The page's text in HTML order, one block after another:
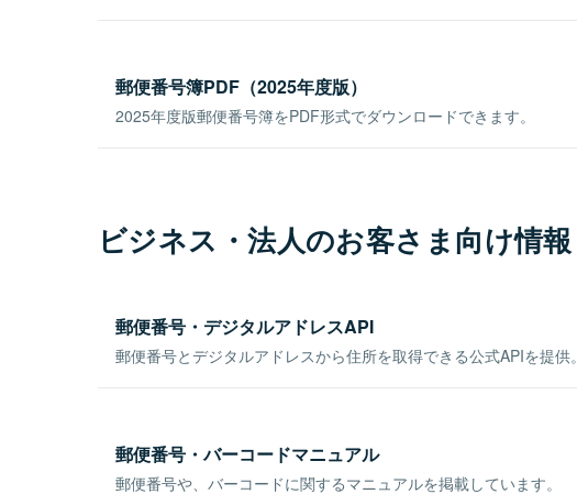
郵便番号簿PDF（2025年度版）
2025年度版郵便番号簿をPDF形式でダウンロードできます。
ビジネス・法人のお客さま向け情報
郵便番号・デジタルアドレスAPI
郵便番号とデジタルアドレスから住所を取得できる公式APIを提供。
郵便番号・バーコードマニュアル
郵便番号や、バーコードに関するマニュアルを掲載しています。